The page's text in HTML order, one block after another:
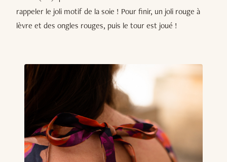
rappeler le joli motif de la soie ! Pour finir, un joli rouge à
lèvre et des ongles rouges, puis le tour est joué !